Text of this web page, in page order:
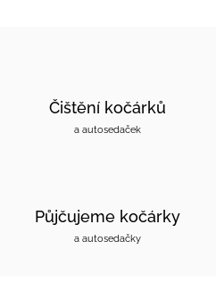
Čištění kočárků
a autosedaček
Půjčujeme kočárky
a autosedačky